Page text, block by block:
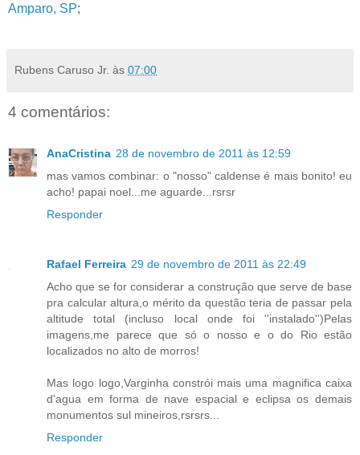
Amparo, SP;
Rubens Caruso Jr. às 07:00
4 comentários:
AnaCristina 28 de novembro de 2011 às 12:59
mas vamos combinar: o "nosso" caldense é mais bonito! eu
acho! papai noel...me aguarde...rsrsr
Responder
Rafael Ferreira 29 de novembro de 2011 às 22:49
Acho que se for considerar a construção que serve de base
pra calcular altura,o mérito da questão teria de passar pela
altitude total (incluso local onde foi ''instalado'')Pelas
imagens,me parece que só o nosso e o do Rio estão
localizados no alto de morros!
Mas logo logo,Varginha constrói mais uma magnifica caixa
d'agua em forma de nave espacial e eclipsa os demais
monumentos sul mineiros,rsrsrs...
Responder